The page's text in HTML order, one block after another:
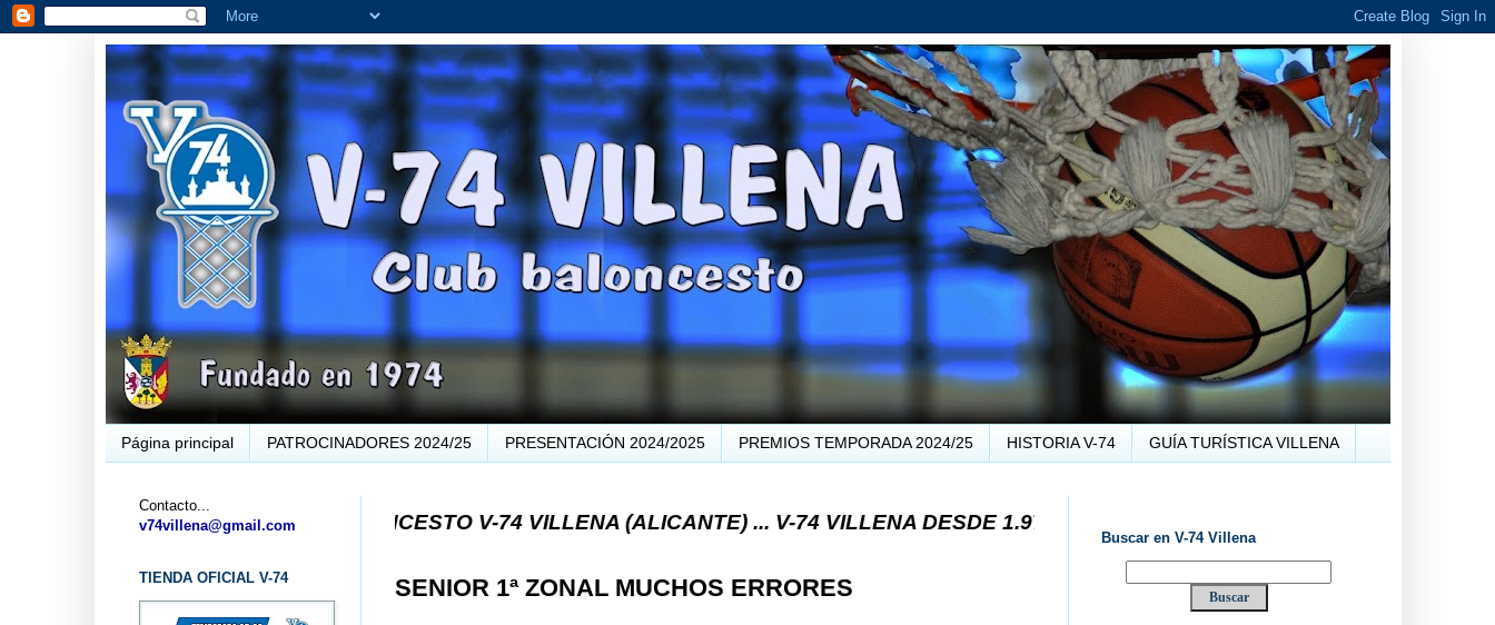
Página principal PATROCINADORES 2024/25 PRESENTACIÓN 2024/2025 PREMIOS TEMPORADA 2024/25 HISTORIA V-74 GUÍA TURÍSTICA VILLENA
... CLUB BALONCESTO V-74 VILLENA (ALICANTE) ... V-74 VILLENA DESDE 1.974 ... EL "UVE" ...
SENIOR 1ª ZONAL MUCHOS ERRORES
Contacto...
v74villena@gmail.com
TIENDA OFICIAL V-74
Buscar en V-74 Villena